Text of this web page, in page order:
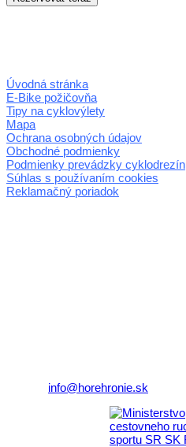
Úvodná stránka
E-Bike požičovňa
Tipy na cyklovýlety
Mapa
Ochrana osobných údajov
Obchodné podmienky
Podmienky prevádzky cyklodrezín
Súhlas s používaním cookies
Reklamačný poriadok
info@horehronie.sk